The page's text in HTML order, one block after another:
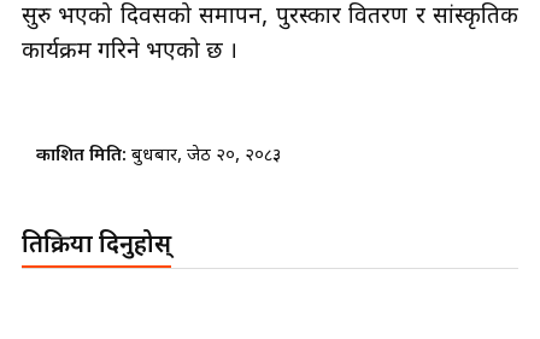
सुरु भएको दिवसको समापन, पुरस्कार वितरण र सांस्कृतिक
कार्यक्रम गरिने भएको छ ।
प्रकाशित मिति: बुधबार, जेठ २०, २०८३
प्रतिक्रिया दिनुहोस्